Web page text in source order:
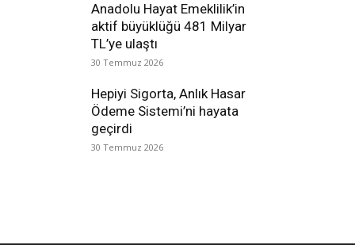
Anadolu Hayat Emeklilik’in
aktif büyüklüğü 481 Milyar
TL’ye ulaştı
30 Temmuz 2026
Hepiyi Sigorta, Anlık Hasar
Ödeme Sistemi’ni hayata
geçirdi
30 Temmuz 2026